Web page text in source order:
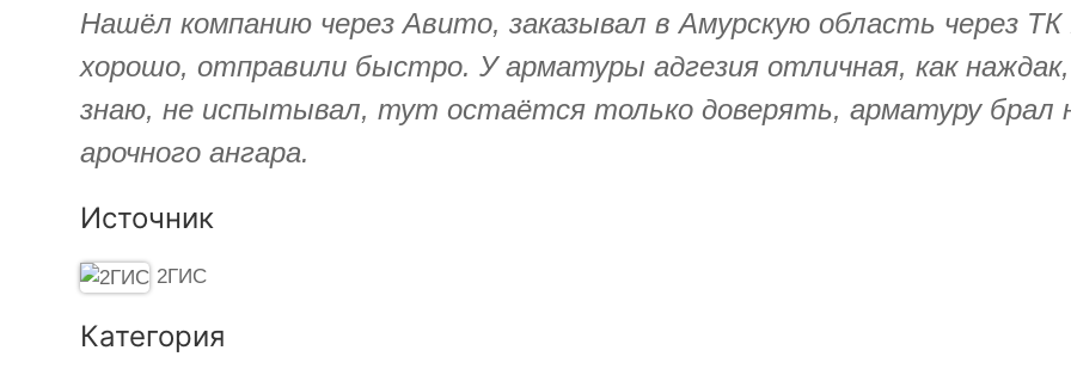
Нашёл компанию через Авито, заказывал в Амурскую область через
хорошо, отправили быстро. У арматуры адгезия отличная, как
знаю, не испытывал, тут остаётся только доверять, арматуру брал
арочного ангара.
Источник
2ГИС
Категория